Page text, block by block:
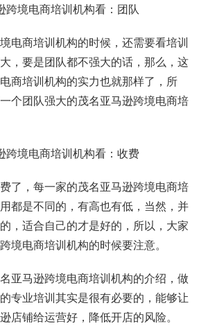
跨境电商培训机构看：团队
电商培训机构的时候，还需要看培训
，要是团队都不强大的话，那么，这
商培训机构的实力也就那样了，所
个团队强大的茂名亚马逊跨境电商培
跨境电商培训机构看：收费
了，每一家的茂名亚马逊跨境电商培
都是不同的，有高也有低，当然，并
，适合自己的才是好的，所以，大家
境电商培训机构的时候要注意。
亚马逊跨境电商培训机构的介绍，做
专业培训其实是很有必要的，能够让
店铺给运营好，降低开店的风险。